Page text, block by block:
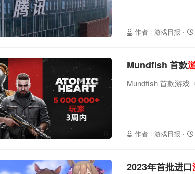
作者 : 游戏日报 ·
作者 : 游戏日报 ·
Mundfish 首款
Mundfish 首款游戏
2023年首批进口